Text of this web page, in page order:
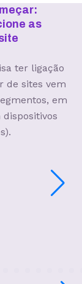
as
ter ligação
de sites vem
em